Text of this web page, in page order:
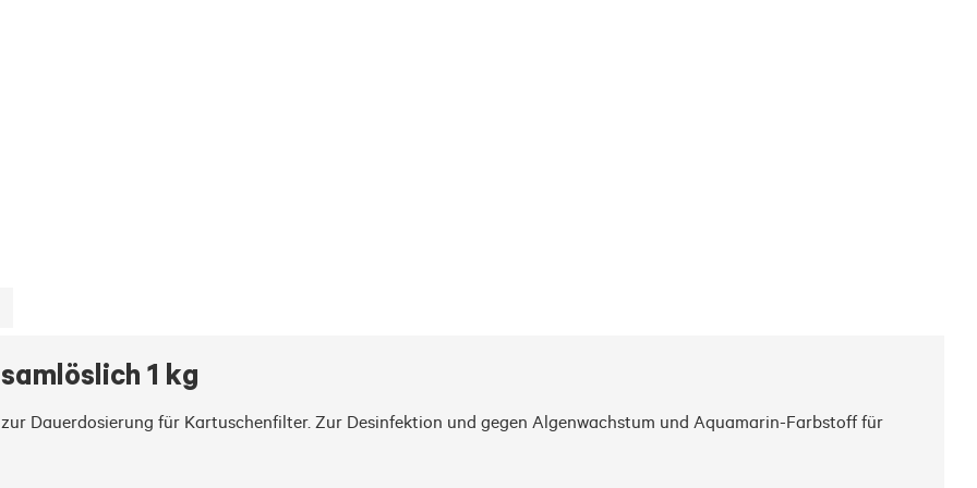
1 kg
Dauerdosierung für Kartuschenfilter. Zur Desinfektion und gegen Algenwachstum und Aquamarin-Farbstoff für